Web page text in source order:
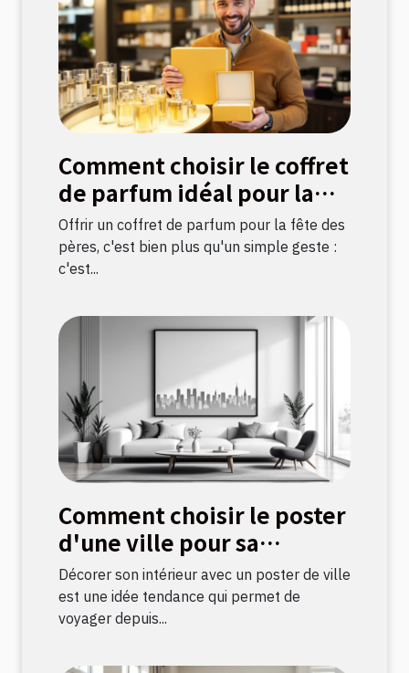
Comment choisir le coffret
de parfum idéal pour la
fête des pères ?
Offrir un coffret de parfum pour la fête des
pères, c'est bien plus qu'un simple geste :
c'est...
Comment choisir le poster
d'une ville pour sa
décoration intérieure ?
Décorer son intérieur avec un poster de ville
est une idée tendance qui permet de
voyager depuis...